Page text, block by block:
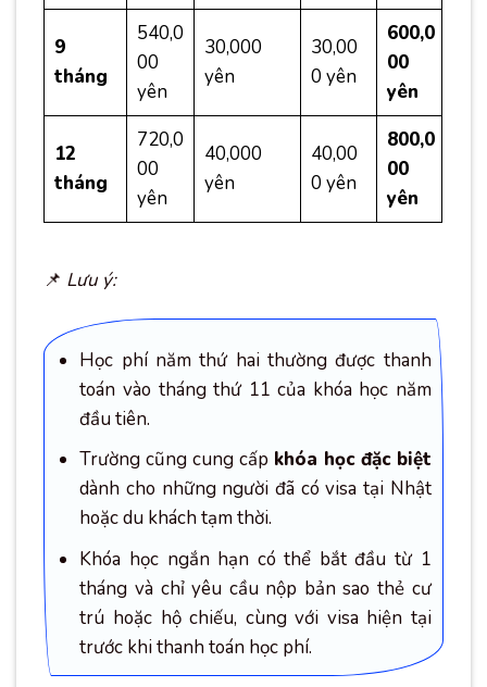
9
tháng
540,0
00
yên
30,000
yên
30,00
0 yên
600,0
00
yên
12
tháng
720,0
00
yên
40,000
yên
40,00
0 yên
800,0
00
yên
📌 Lưu ý:
Học phí năm thứ hai thường được thanh
toán vào tháng thứ 11 của khóa học năm
đầu tiên.
Trường cũng cung cấp khóa học đặc biệt
dành cho những người đã có visa tại Nhật
hoặc du khách tạm thời.
Khóa học ngắn hạn có thể bắt đầu từ 1
tháng và chỉ yêu cầu nộp bản sao thẻ cư
trú hoặc hộ chiếu, cùng với visa hiện tại
trước khi thanh toán học phí.